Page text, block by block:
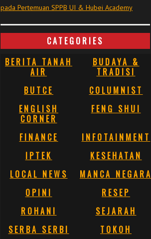
pada Pertemuan SPPB UI & Hubei Academy
CATEGORIES
BERITA TANAH
AIR
BUDAYA &
TRADISI
BUTCE
COLUMNIST
ENGLISH
CORNER
FENG SHUI
FINANCE
INFOTAINMENT
IPTEK
KESEHATAN
LOCAL NEWS
MANCA NEGARA
OPINI
RESEP
ROHANI
SEJARAH
SERBA SERBI
TOKOH